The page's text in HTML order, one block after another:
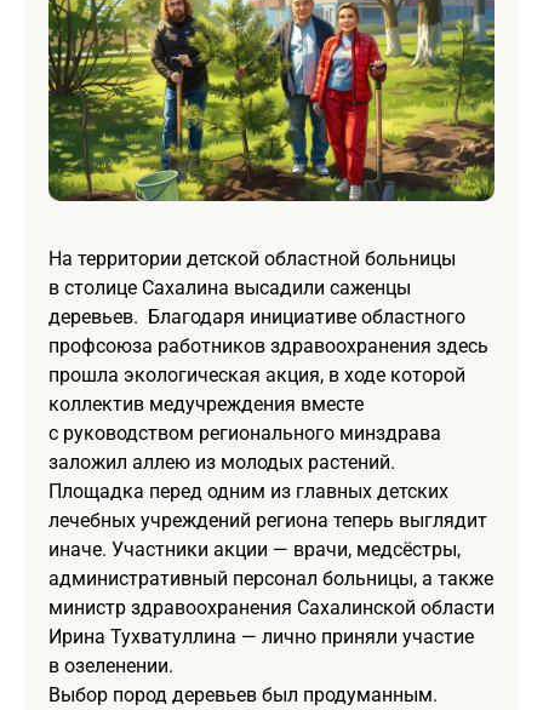
На территории детской областной больницы
в столице Сахалина высадили саженцы
деревьев. Благодаря инициативе областного
профсоюза работников здравоохранения здесь
прошла экологическая акция, в ходе которой
коллектив медучреждения вместе
с руководством регионального минздрава
заложил аллею из молодых растений.
Площадка перед одним из главных детских
лечебных учреждений региона теперь выглядит
иначе. Участники акции — врачи, медсёстры,
административный персонал больницы, а также
министр здравоохранения Сахалинской области
Ирина Тухватуллина — лично приняли участие
в озеленении.
Выбор пород деревьев был продуманным.